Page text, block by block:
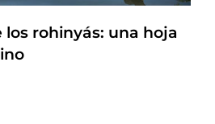
rohinyás: una hoja